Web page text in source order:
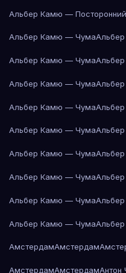
Альбер Камю — Посторонний
Альбер Камю — Чума
Альбер Камю — Чума
Альбер Камю — Чума
Альбер Камю — Чума
Альбер Камю — Чума
Альбер Камю — Чума
Альбер Камю — Чума
Альбер Камю — Чума
Альбер Камю — Чума
АмстердамАмстердам
АмстердамАмстердам